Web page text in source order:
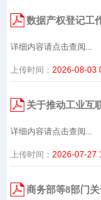
数据产权登记工
详细内容请点击查阅...
上传时间： 2026-08-03
关于推动工业互
详细内容请点击查阅...
上传时间： 2026-07-27
商务部等8部门